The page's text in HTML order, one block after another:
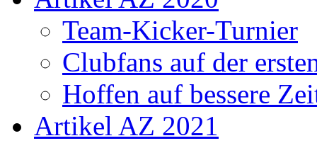
Team-Kicker-Turnier
Clubfans auf der
Hoffen auf bessere
Artikel AZ 2021